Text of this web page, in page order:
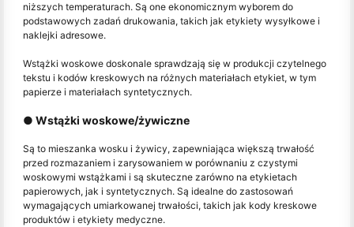
niższych temperaturach. Są one ekonomicznym wyborem do
podstawowych zadań drukowania, takich jak etykiety wysyłkowe i
naklejki adresowe.
Wstążki woskowe doskonale sprawdzają się w produkcji czytelnego
tekstu i kodów kreskowych na różnych materiałach etykiet, w tym
papierze i materiałach syntetycznych.
● Wstążki woskowe/żywiczne
Są to mieszanka wosku i żywicy, zapewniająca większą trwałość
przed rozmazaniem i zarysowaniem w porównaniu z czystymi
woskowymi wstążkami i są skuteczne zarówno na etykietach
papierowych, jak i syntetycznych. Są idealne do zastosowań
wymagających umiarkowanej trwałości, takich jak kody kreskowe
produktów i etykiety medyczne.